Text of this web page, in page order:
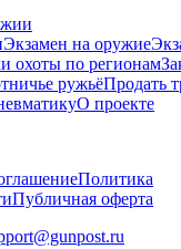
Экзамен на оружие
охоты по регионам
ружьёПродать
О проекте
Политика
Публичная оферта